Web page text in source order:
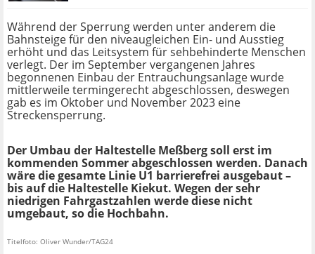
Während der Sperrung werden unter anderem die
Bahnsteige für den niveaugleichen Ein- und Ausstieg
erhöht und das Leitsystem für sehbehinderte Menschen
verlegt. Der im September vergangenen Jahres
begonnenen Einbau der Entrauchungsanlage wurde
mittlerweile termingerecht abgeschlossen, deswegen
gab es im Oktober und November 2023 eine
Streckensperrung.
Der Umbau der Haltestelle Meßberg soll erst im
kommenden Sommer abgeschlossen werden. Danach
wäre die gesamte Linie U1 barrierefrei ausgebaut –
bis auf die Haltestelle Kiekut. Wegen der sehr
niedrigen Fahrgastzahlen werde diese nicht
umgebaut, so die Hochbahn.
Titelfoto: Oliver Wunder/TAG24